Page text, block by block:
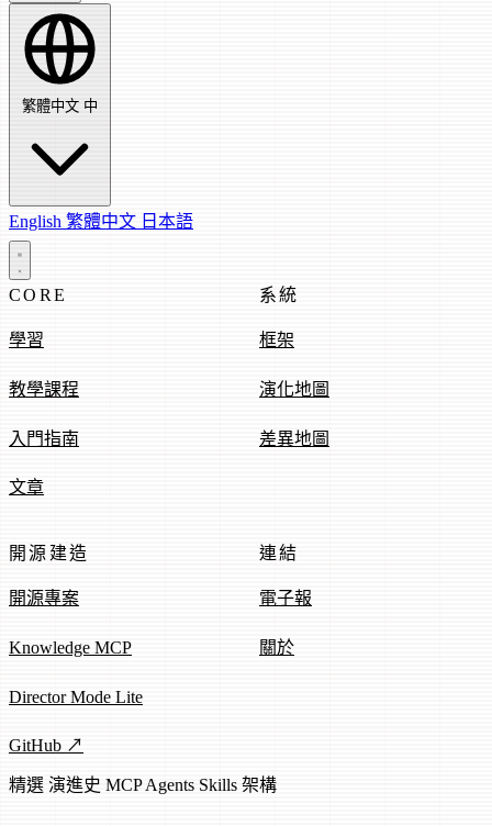
繁體中文 中
English 繁體中文 日本語
CORE
學習
教學課程
入門指南
文章
系統
框架
演化地圖
差異地圖
開源建造
開源專案
Knowledge MCP
Director Mode Lite
GitHub ↗
連結
電子報
關於
精選 演進史 MCPAgents Skills 架構